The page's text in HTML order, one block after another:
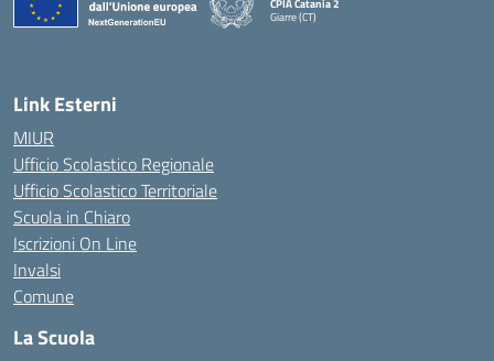
CPIA Catania 2
Giarre (CT)
Link Esterni
MIUR
Ufficio Scolastico Regionale
Ufficio Scolastico Territoriale
Scuola in Chiaro
Iscrizioni On Line
Invalsi
Comune
La Scuola